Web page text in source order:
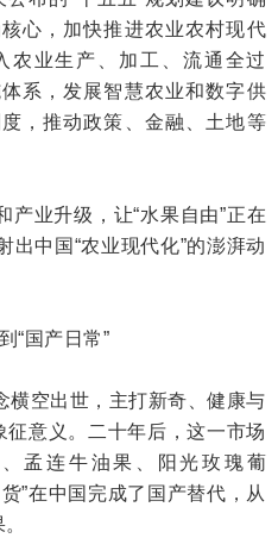
心，加快推进农业农村现代
农业生产、加工、流通全过
系，发展智慧农业和数字供
，推动政策、金融、土地等
产业升级，让“水果自由”正在
出中国“农业现代化”的澎湃动
“国产日常”
横空出世，主打新奇、健康与
征意义。二十年后，这一市场
孟连牛油果、阳光玫瑰葡
”在中国完成了国产替代，从